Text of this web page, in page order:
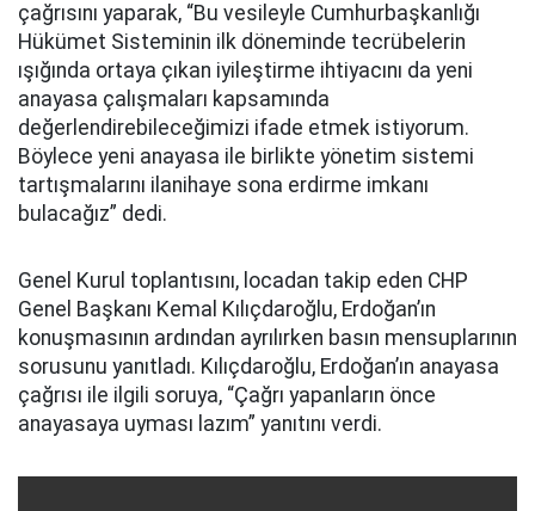
çağrısını yaparak, “Bu vesileyle Cumhurbaşkanlığı
Hükümet Sisteminin ilk döneminde tecrübelerin
ışığında ortaya çıkan iyileştirme ihtiyacını da yeni
anayasa çalışmaları kapsamında
değerlendirebileceğimizi ifade etmek istiyorum.
Böylece yeni anayasa ile birlikte yönetim sistemi
tartışmalarını ilanihaye sona erdirme imkanı
bulacağız” dedi.
Genel Kurul toplantısını, locadan takip eden CHP
Genel Başkanı Kemal Kılıçdaroğlu, Erdoğan’ın
konuşmasının ardından ayrılırken basın mensuplarının
sorusunu yanıtladı. Kılıçdaroğlu, Erdoğan’ın anayasa
çağrısı ile ilgili soruya, “Çağrı yapanların önce
anayasaya uyması lazım” yanıtını verdi.